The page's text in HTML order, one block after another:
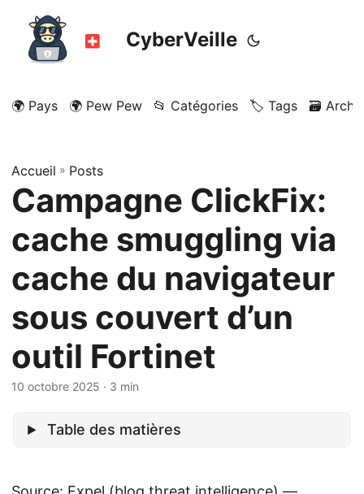
CyberVeille
🌍 Pays 🌍 Pew Pew 📂 Catégories 🏷️ Tags 🗃️
Accueil » Posts
Campagne ClickFix:
cache smuggling via
cache du navigateur
sous couvert d’un
outil Fortinet
10 octobre 2025 · 3 min
Table des matières